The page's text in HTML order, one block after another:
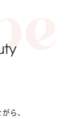
ら、